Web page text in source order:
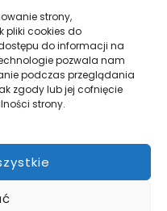
strony,
pliki cookies do
do informacji na
pozwala nam
podczas przeglądania
zgody lub jej cofnięcie
strony.